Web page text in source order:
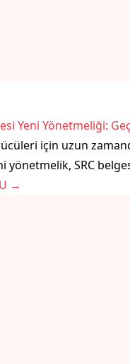
Yeni Yönetmeliği:
için uzun
yönetmelik, SRC
→